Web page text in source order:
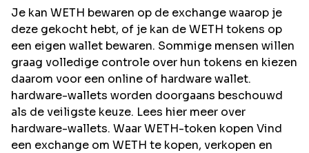
Je kan WETH bewaren op de exchange waarop je
deze gekocht hebt, of je kan de WETH tokens op
een eigen wallet bewaren. Sommige mensen willen
graag volledige controle over hun tokens en kiezen
daarom voor een online of hardware wallet.
hardware-wallets worden doorgaans beschouwd
als de veiligste keuze. Lees hier meer over
hardware-wallets. Waar WETH-token kopen Vind
een exchange om WETH te kopen, verkopen en